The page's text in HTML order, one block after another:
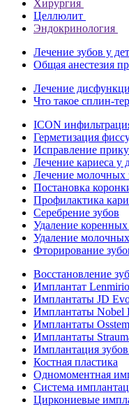
Хирургия
Целлюлит
Эндокринология
Лечение зубов у
Общая анестезия
Лечение
Что такое сплин-
ICON
Герметизация
Исправление
Лечение кариеса у
Лечение молочных
Постановка
Профилактика
Серебрение зубов
Удаление коренных
Удаление
Фторирование
Восстановление
Имплантат
Имплантаты JD
Имплантаты Nobel
Имплантаты Osstem
Имплантаты
Имплантация
Костная пластика
Одномоментная
Система
Циркониевые